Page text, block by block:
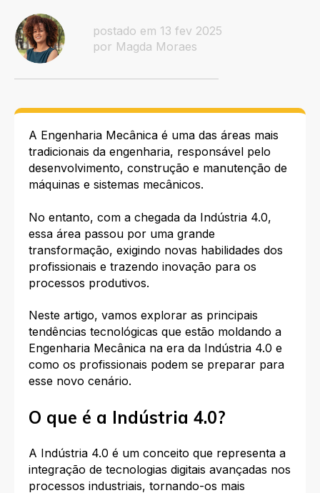
postado em 13 fev 2025
por Magda Moraes
A Engenharia Mecânica é uma das áreas mais
tradicionais da engenharia, responsável pelo
desenvolvimento, construção e manutenção de
máquinas e sistemas mecânicos.
No entanto, com a chegada da Indústria 4.0,
essa área passou por uma grande
transformação, exigindo novas habilidades dos
profissionais e trazendo inovação para os
processos produtivos.
Neste artigo, vamos explorar as principais
tendências tecnológicas que estão moldando a
Engenharia Mecânica na era da Indústria 4.0 e
como os profissionais podem se preparar para
esse novo cenário.
O que é a Indústria 4.0?
A Indústria 4.0 é um conceito que representa a
integração de tecnologias digitais avançadas nos
processos industriais, tornando-os mais